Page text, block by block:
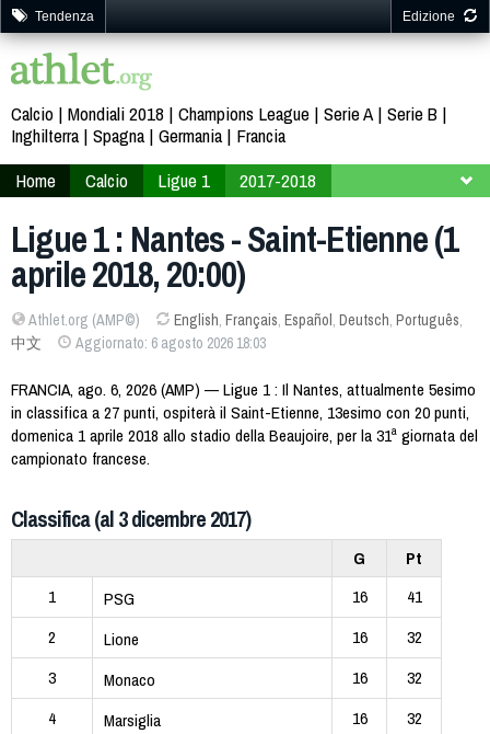
Tendenza Edizione
Calcio Mondiali 2018 Champions League Serie A Serie B
Inghilterra Spagna Germania
Francia
Home
Calcio Ligue 1
2017-2018
Ligue 1 : Nantes - Saint-Etienne (1
aprile 2018, 20:00)
Athlet.org (AMP©) English, Français, Español, Deutsch, Português,
中文
Aggiornato: 6 agosto 2026 18:03
FRANCIA, ago. 6, 2026 (AMP) — Ligue 1 : Il Nantes, attualmente 5esimo
in classifica a 27 punti, ospiterà il Saint-Etienne, 13esimo con 20 punti,
domenica 1 aprile 2018 allo stadio della Beaujoire, per la 31ª giornata del
campionato francese.
Classifica (al 3 dicembre 2017)
G
Pt
1
PSG 16
41
2
Lione 16
32
3
Monaco 16
32
4
Marsiglia 16
32